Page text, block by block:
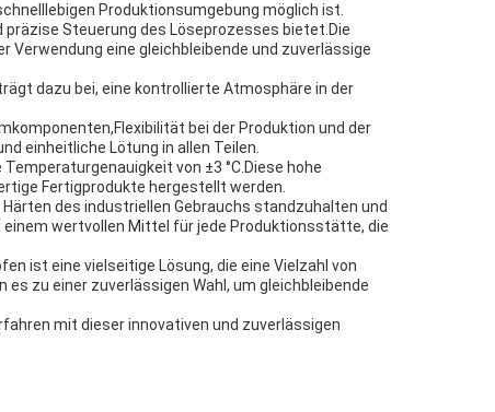
Produktionsumgebung möglich ist.
Steuerung des Löseprozesses bietet.Die
eine gleichbleibende und zuverlässige
dazu bei, eine kontrollierte Atmosphäre in der
bei der Produktion und der
einheitliche Lötung in allen Teilen.
von ±3 °C.Diese hohe
Fertigprodukte hergestellt werden.
des industriellen Gebrauchs standzuhalten und
wertvollen Mittel für jede Produktionsstätte, die
ist eine vielseitige Lösung, die eine Vielzahl von
zu einer zuverlässigen Wahl, um gleichbleibende
mit dieser innovativen und zuverlässigen